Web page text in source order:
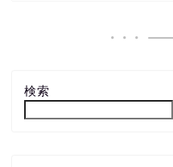
検索